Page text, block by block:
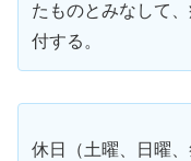
たものとみなして
付する。
休日（土曜、日曜